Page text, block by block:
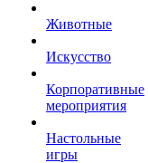
Животные
Искусство
Корпоративные
мероприятия
Настольные
игры